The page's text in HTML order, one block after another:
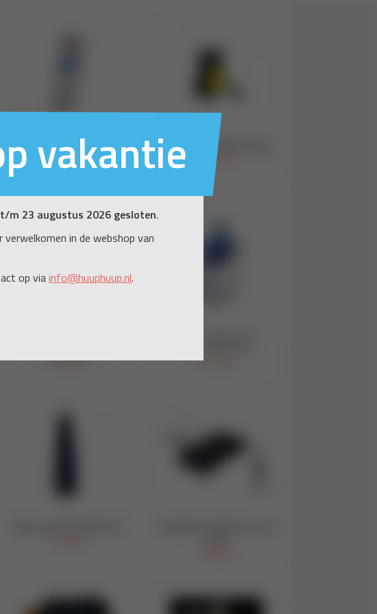
vakantie
m 23 augustus 2026 gesloten.
verwelkomen in de webshop van
op viainfo@huuphuup.nl.